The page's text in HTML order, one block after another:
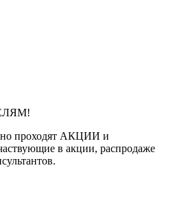
проходят АКЦИИ и
в акции, распродаже